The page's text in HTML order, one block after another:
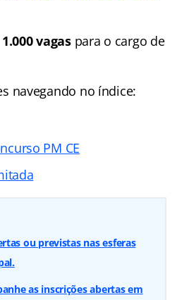
1.000 vagaspara o cargo de
navegando no índice:
PM CE
ou previstas nas esferas
as inscrições abertas em